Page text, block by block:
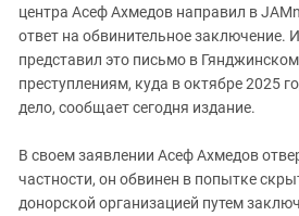
центра Асеф Ахмедов направил в
ответ на обвинительное заключение.
представил это письмо в
преступлениям, куда в октябре 2025
дело, сообщает сегодня издание.
В своем заявлении Асеф Ахмедов
частности, он обвинен в попытке
донорской организацией путем